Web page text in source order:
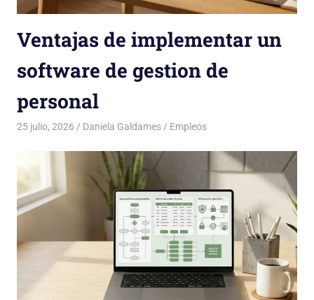
Ventajas de implementar un
software de gestion de
personal
25 julio, 2026 Daniela Galdames Empleos